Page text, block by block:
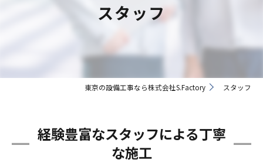
スタッフ
東京の設備工事なら株式会社S.Factory スタッフ
経験豊富なスタッフによる丁寧
な施工